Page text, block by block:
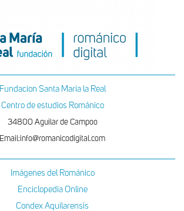
Fundacion Santa Maria la Real
Centro de estudios Románico
34800 Aguilar de Campoo
Email:info@romanicodigital.com
Imágenes del Románico
Enciclopedia Online
Condex Aquilarensis